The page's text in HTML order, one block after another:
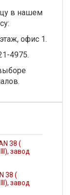
в нашем
офис 1.
4975.
38 (
завод